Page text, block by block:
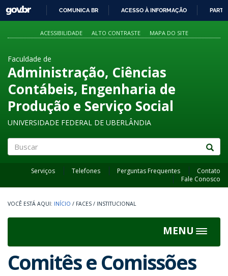
PARA
O
GOVBR
COMUNICA BR ACESSO À INFORMAÇÃO
ACESSIBILIDADE ALTO CONTRASTE MAPA DO SITE
Faculdade de
Administração, Ciências
Contábeis, Engenharia de
Produção e Serviço Social
UNIVERSIDADE FEDERAL DE UBERLÂNDIA
Serviços Telefones Perguntas Frequentes
Contato
Fale Conosco
INÍCIO / FACES / INSTITUCIONAL
MENU
Toggle
Comitês e Comissões